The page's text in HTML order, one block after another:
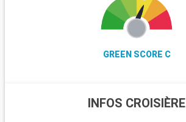
GREEN SCORE C
INFOS CROISIÈRE